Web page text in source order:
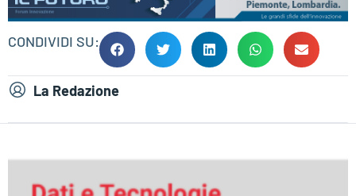
CONDIVIDI SU:
La Redazione